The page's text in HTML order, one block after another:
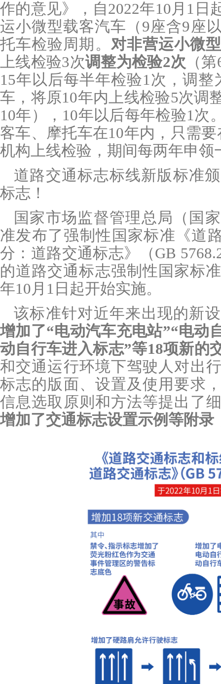
作的意见》，自2022年10月1日
运小微型载客汽车（9座含9座
托车检验周期。 对非营运小微
上线检验3次调整为检验2次 （
15年以后每半年检验1次，调
车，将原10年内上线检验5次调
10年），10年以后每年检验1次
客车、摩托车在10年内，只需
机构上线检验，期间每两年申领
道路交通标志标线新版标准
标志！
国家市场监督管理总局（国
准发布了强制性国家标准《道
分：道路交通标志》（GB
的道路交通标志强制性国家标
年10月1日起开始实施。
该标准针对近年来出现的新
增加了“电动汽车充电站”“电动
动自行车进入标志”等18项新的
和交通运行环境下驾驶人对出
标志的版面、设置及使用要求
信息选取原则和方法等提出了
增加了交通标志设置示例等附录